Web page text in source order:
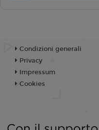
Condizioni generali
Privacy
Impressum
Cookies